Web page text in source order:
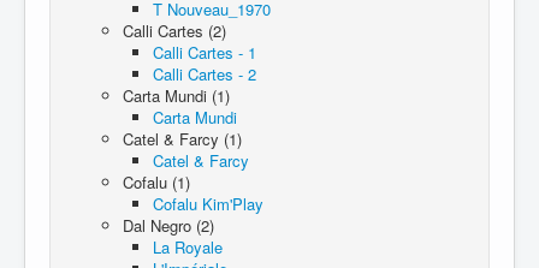
T Nouveau_1970
Calli Cartes (2)
Calli Cartes - 1
Calli Cartes - 2
Carta Mundi (1)
Carta Mundi
Catel & Farcy (1)
Catel & Farcy
Cofalu (1)
Cofalu Kim'Play
Dal Negro (2)
La Royale